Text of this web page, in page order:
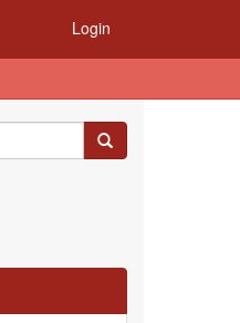
Login